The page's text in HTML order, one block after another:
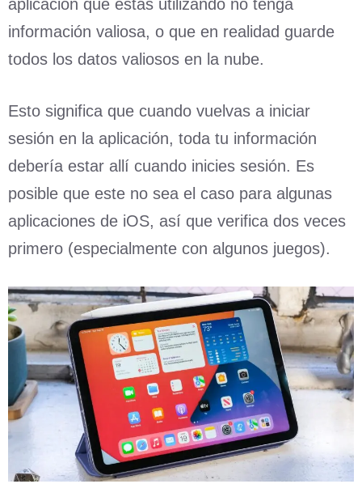
aplicación que estás utilizando no tenga
información valiosa, o que en realidad guarde
todos los datos valiosos en la nube.
Esto significa que cuando vuelvas a iniciar
sesión en la aplicación, toda tu información
debería estar allí cuando inicies sesión. Es
posible que este no sea el caso para algunas
aplicaciones de iOS, así que verifica dos veces
primero (especialmente con algunos juegos).